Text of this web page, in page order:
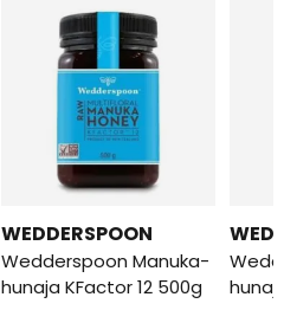
WEDDERSPOON
Wedderspoon Manuka-
hunaja KFactor 12 500g